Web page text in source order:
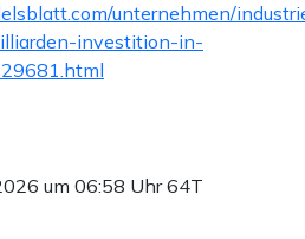
unternehmen/
investition-in-
um 06:58 Uhr64T